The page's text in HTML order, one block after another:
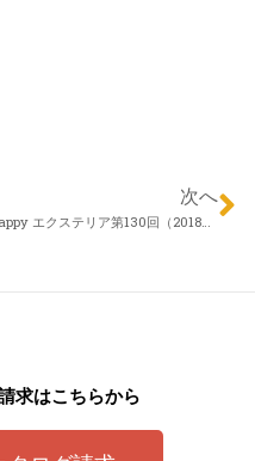
次へ
Happy エクステリア第130回（2018年04月05日）エクスランド四季 小林明文さん「メンテナンス」
求はこちらから